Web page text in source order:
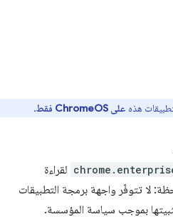
هذه على ChromeOS فقط .
لقراءة
لا تتوفّر واجهة برمجة التطبيقات
بموجب سياسة المؤسسة.